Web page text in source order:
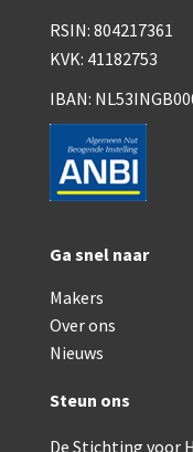
RSIN: 804217361
KVK: 41182753
IBAN:
Ga snel naar
Makers
Over ons
Nieuws
Steun ons
De Stichting voor